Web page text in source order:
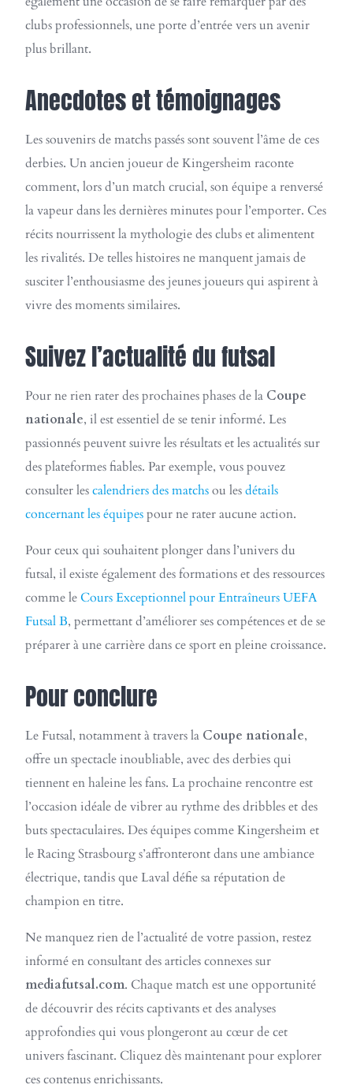
clubs professionnels, une porte d’entrée vers un avenir
plus brillant.
Anecdotes et témoignages
Les souvenirs de matchs passés sont souvent l’âme de ces
derbies. Un ancien joueur de Kingersheim raconte
comment, lors d’un match crucial, son équipe a renversé
la vapeur dans les dernières minutes pour l’emporter. Ces
récits nourrissent la mythologie des clubs et alimentent
les rivalités. De telles histoires ne manquent jamais de
susciter l’enthousiasme des jeunes joueurs qui aspirent à
vivre des moments similaires.
Suivez l’actualité du futsal
Pour ne rien rater des prochaines phases de la Coupe
nationale, il est essentiel de se tenir informé. Les
passionnés peuvent suivre les résultats et les actualités sur
des plateformes fiables. Par exemple, vous pouvez
consulter lescalendriers des matchsou lesdétails
concernant les équipespour ne rater aucune action.
Pour ceux qui souhaitent plonger dans l’univers du
futsal, il existe également des formations et des ressources
comme leCours Exceptionnel pour Entraîneurs UEFA
Futsal B, permettant d’améliorer ses compétences et de se
préparer à une carrière dans ce sport en pleine croissance.
Pour conclure
Le Futsal, notamment à travers la Coupe nationale,
offre un spectacle inoubliable, avec des derbies qui
tiennent en haleine les fans. La prochaine rencontre est
l’occasion idéale de vibrer au rythme des dribbles et des
buts spectaculaires. Des équipes comme Kingersheim et
le Racing Strasbourg s’affronteront dans une ambiance
électrique, tandis que Laval défie sa réputation de
champion en titre.
Ne manquez rien de l’actualité de votre passion, restez
informé en consultant des articles connexes sur
mediafutsal.com. Chaque match est une opportunité
de découvrir des récits captivants et des analyses
approfondies qui vous plongeront au cœur de cet
univers fascinant. Cliquez dès maintenant pour explorer
ces contenus enrichissants.